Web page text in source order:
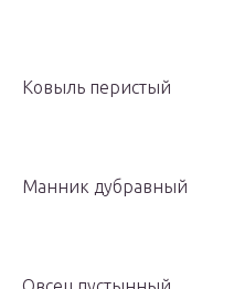
Ковыль перистый
Манник дубравный